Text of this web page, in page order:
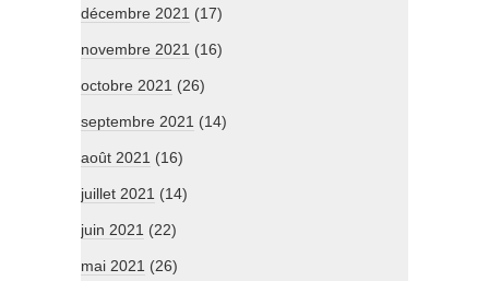
décembre 2021 (17)
novembre 2021 (16)
octobre 2021 (26)
septembre 2021 (14)
août 2021 (16)
juillet 2021 (14)
juin 2021 (22)
mai 2021 (26)